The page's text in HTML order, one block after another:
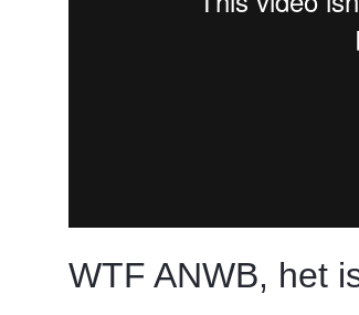
WTF ANWB, het